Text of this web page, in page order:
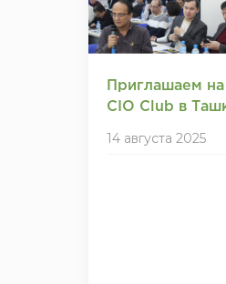
Приглашаем
CIO Club в
14 августа 2025